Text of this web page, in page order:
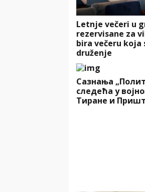
Letnje večeri u
rezervisane za
bira večeru koja
druženje
Сазнања
следећа у
Тиране и